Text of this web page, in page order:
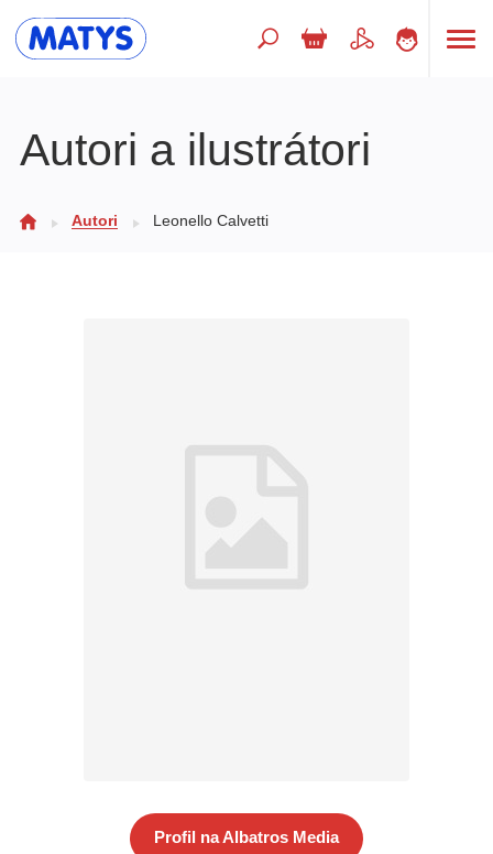
Doplnkový sortiment
Všetky kategórie
Autori a ilustrátori
Autori Leonello Calvetti
Profil na Albatros Media